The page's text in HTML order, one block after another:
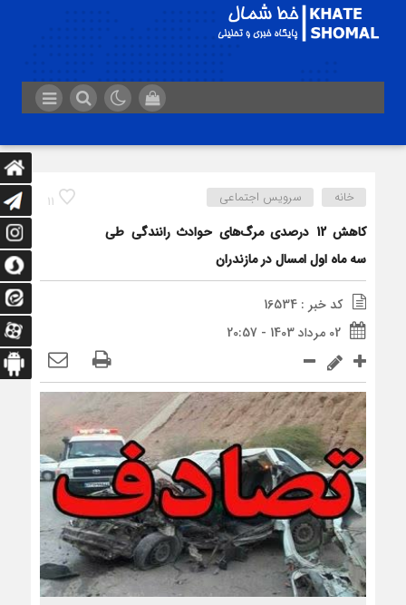
11 خانه سرویس اجتماعی
کاهش 12 درصدی مرگ‌های حوادث رانندگی طی
سه ماه اول امسال در مازندران
کد خبر : 16534
02 مرداد 1403 - 20:57